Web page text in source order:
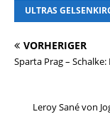
ULTRAS
VORHERIGER
Sparta Prag –
Leroy Sané von